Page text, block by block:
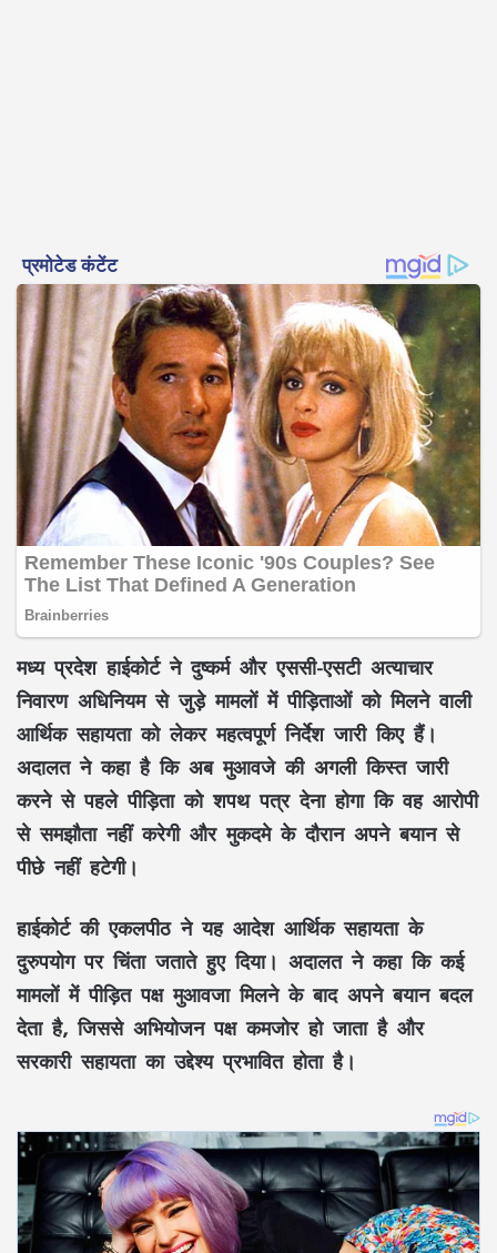
मध्य प्रदेश हाईकोर्ट ने दुष्कर्म और एससी-एसटी अत्याचार
निवारण अधिनियम से जुड़े मामलों में पीड़िताओं को मिलने वाली
आर्थिक सहायता को लेकर महत्वपूर्ण निर्देश जारी किए हैं।
अदालत ने कहा है कि अब मुआवजे की अगली किस्त जारी
करने से पहले पीड़िता को शपथ पत्र देना होगा कि वह आरोपी
से समझौता नहीं करेगी और मुकदमे के दौरान अपने बयान से
पीछे नहीं हटेगी।
हाईकोर्ट की एकलपीठ ने यह आदेश आर्थिक सहायता के
दुरुपयोग पर चिंता जताते हुए दिया। अदालत ने कहा कि कई
मामलों में पीड़ित पक्ष मुआवजा मिलने के बाद अपने बयान बदल
देता है, जिससे अभियोजन पक्ष कमजोर हो जाता है और
सरकारी सहायता का उद्देश्य प्रभावित होता है।